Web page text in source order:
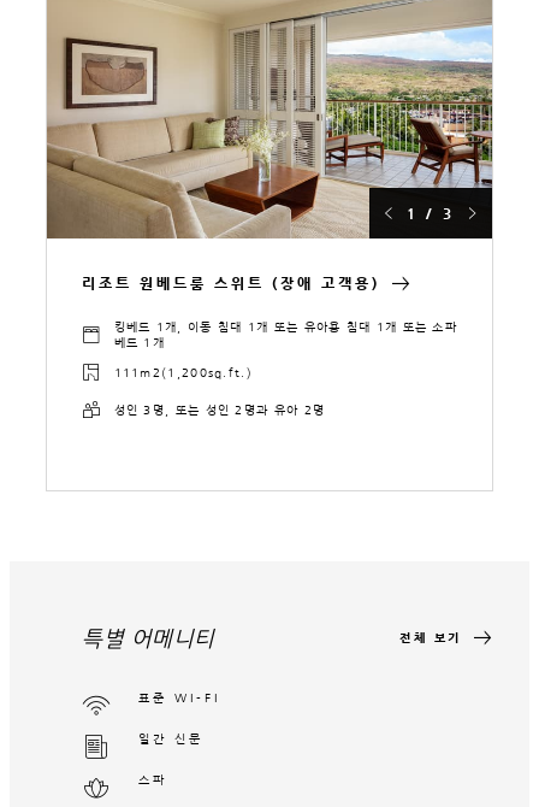
1 / 3
리조트 원베드룸 스위트 (장애 고객용)
킹베드 1개, 이동 침대 1개 또는 유아용 침대 1개 또는 소파
베드 1개
111m2(1,200sq.ft.)
성인 3명, 또는 성인 2명과 유아 2명
특별 어메니티 전체 보기
표준 WI-FI
일간 신문
스파